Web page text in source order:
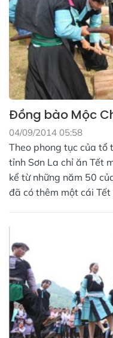
Đồng bào Mộc
04/09/2014 05:58
Theo phong tục của tổ
tỉnh Sơn La chỉ ăn Tết
kể từ những năm 50
đã có thêm một cái Tết